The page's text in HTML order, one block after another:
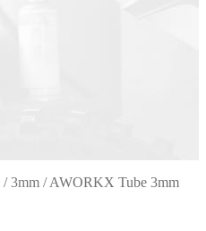
/3mm /AWORKX Tube 3mm